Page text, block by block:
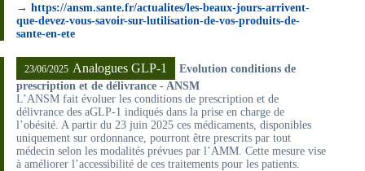
→ https://ansm.sante.fr/actualites/les-beaux-jours-arrivent-
que-devez-vous-savoir-sur-lutilisation-de-vos-produits-de-
sante-en-ete
23/06/2025 Analogues GLP-1
Evolution conditions de
prescription et de délivrance - ANSM
L’ANSM fait évoluer les conditions de prescription et de
délivrance des aGLP-1 indiqués dans la prise en charge de
l’obésité. A partir du 23 juin 2025 ces médicaments, disponibles
uniquement sur ordonnance, pourront être prescrits par tout
médecin selon les modalités prévues par l’AMM. Cette mesure vise
à améliorer l’accessibilité de ces traitements pour les patients.